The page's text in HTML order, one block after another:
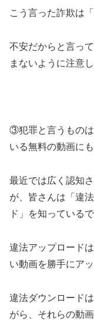
こう言った詐欺は
不安だからと言っ
まないように注意
③犯罪と言うもの
いる無料の動画に
最近では広く認知
が、皆さんは「違
ド」を知っている
違法アップロード
い動画を勝手にア
違法ダウンロード
がら、それらの動